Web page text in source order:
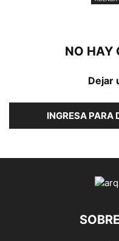
NO HAY
Dejar
INGRESA PARA